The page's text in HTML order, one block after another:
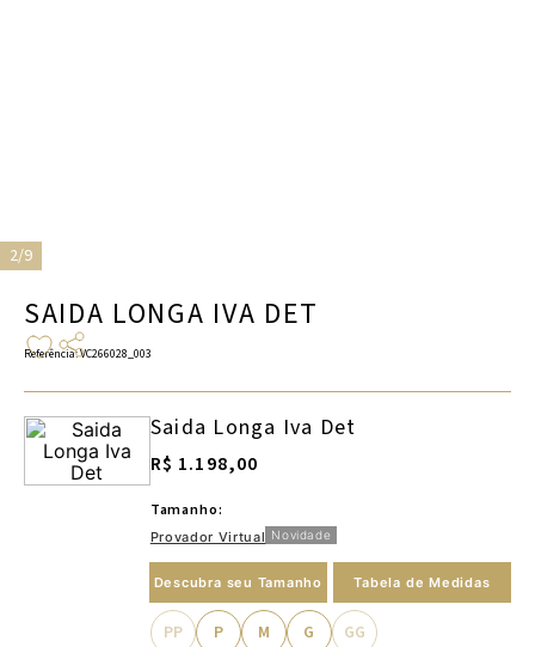
2/9
SAIDA LONGA IVA DET
Referência:VC266028_003
Saida Longa Iva Det
R$ 1.198,00
Tamanho:
Provador Virtual Novidade
Descubra seu Tamanho Tabela de Medidas
PP P M G GG